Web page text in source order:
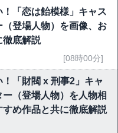
！「恋は飴模様」キャス
（登場人物）を画像、お
徹底解説
[08時00分]
「財閥 x 刑事2」キャ
（登場人物）を人物相
すめ作品と共に徹底解説